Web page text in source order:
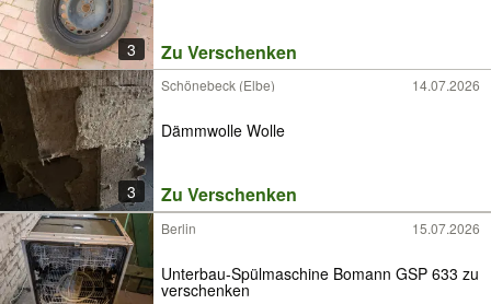
3 Zu Verschenken
3
Schönebeck (Elbe) 14.07.2026
Dämmwolle Wolle
Zu Verschenken
Berlin 15.07.2026
Unterbau-Spülmaschine Bomann GSP 633 zu
verschenken